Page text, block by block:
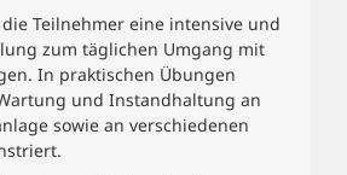
Teilnehmer eine intensive und
zum täglichen Umgang mit
In praktischen Übungen
und Instandhaltung an
sowie an verschiedenen